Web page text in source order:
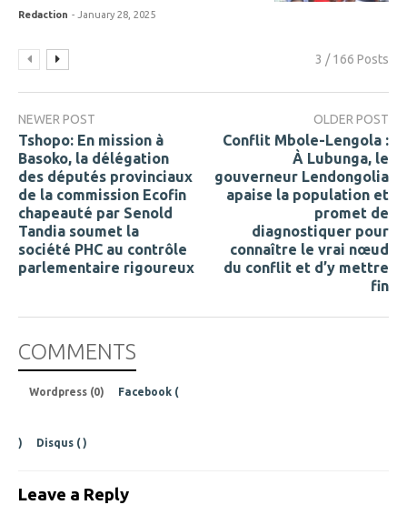
Redaction - January 28, 2025
3 / 166 Posts
NEWER POST
Tshopo: En mission à
Basoko, la délégation
des députés provinciaux
de la commission Ecofin
chapeauté par Senold
Tandia soumet la
société PHC au contrôle
parlementaire rigoureux
OLDER POST
Conflit Mbole-Lengola :
À Lubunga, le
gouverneur Lendongolia
apaise la population et
promet de
diagnostiquer pour
connaître le vrai nœud
du conflit et d’y mettre
fin
COMMENTS
Wordpress (0) Facebook (
) Disqus ( )
Leave a Reply